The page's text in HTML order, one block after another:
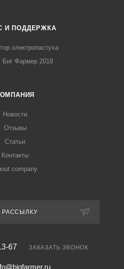
И ПОДДЕРЖКА
электропастуха
Биг Фармер 2018
Новости
Отзывы
Статьи
Контакты
company
РАССЫЛКУ
67 ЗАКАЗАТЬ ЗВОНОК